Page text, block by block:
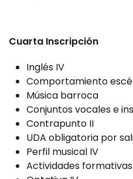
Cuarta Inscripción
Inglés IV
Comportamiento
Música barroca
Conjuntos vocales e
Contrapunto II
UDA obligatoria por
Perfil musical IV
Actividades formativas